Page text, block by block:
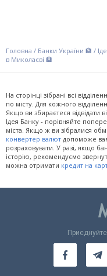
Головна / Банки України 🏦 /
в Миколаєві 🏦
На сторінці зібрані всі
по місту. Для кожного
Якщо ви збираєтеся відвідати
Ідея Банку - порівняйте
міста. Якщо ж ви зібралися
конвертер валют допоможе
розраховувати. У разі, якщо
історію, рекомендуємо
можна отримати кредит на